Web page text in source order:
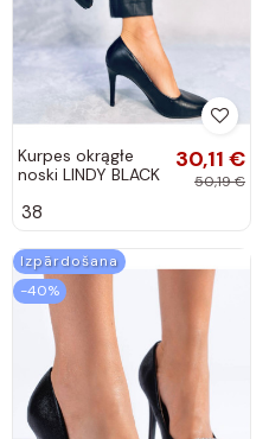
Kurpes okrągłe
noski LINDY BLACK
30,11 €
50,19 €
38
Izpārdošana
-40%